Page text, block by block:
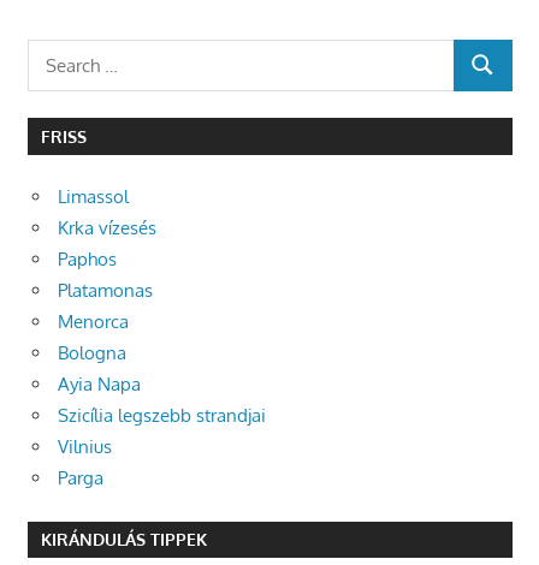
SEARCH
FRISS
Limassol
Krka vízesés
Paphos
Platamonas
Menorca
Bologna
Ayia Napa
Szicília legszebb strandjai
Vilnius
Parga
KIRÁNDULÁS TIPPEK